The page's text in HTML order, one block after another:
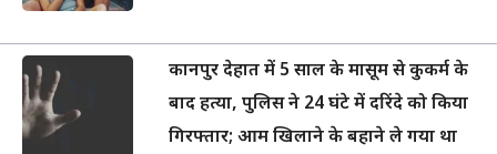
कानपुर देहात में 5 साल के मासूम से कुकर्म के
बाद हत्या, पुलिस ने 24 घंटे में दरिंदे को किया
गिरफ्तार; आम खिलाने के बहाने ले गया था